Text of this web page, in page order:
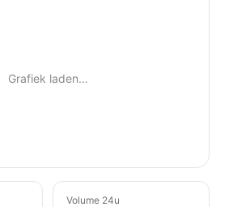
Grafiek laden…
Volume 24u